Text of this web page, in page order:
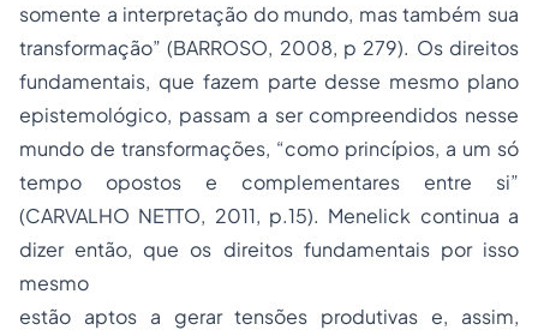
somente a interpretação do mundo, mas também sua
transformação” (BARROSO, 2008, p 279). Os direitos
fundamentais, que fazem parte desse mesmo plano
epistemológico, passam a ser compreendidos nesse
mundo de transformações, “como princípios, a um só
tempo opostos e complementares entre si”
(CARVALHO NETTO, 2011, p.15). Menelick continua a
dizer então, que os direitos fundamentais por isso
mesmo
estão aptos a gerar tensões produtivas e, assim,